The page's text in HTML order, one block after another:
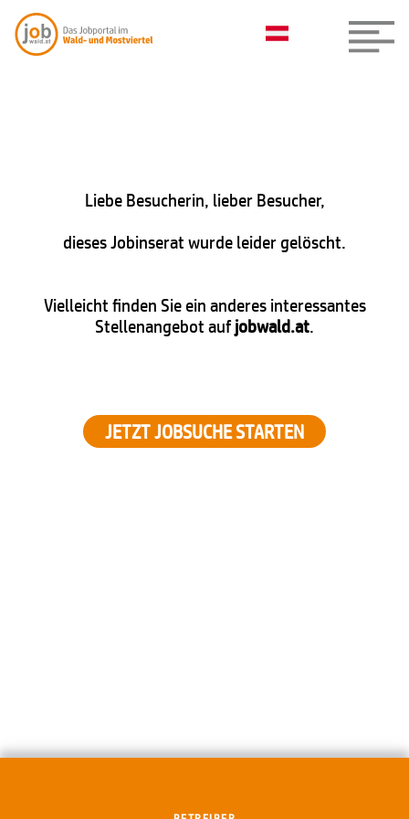
Liebe Besucherin, lieber Besucher,
dieses Jobinserat wurde leider gelöscht.
Vielleicht finden Sie ein anderes interessantes
Stellenangebot aufjobwald.at.
JETZT JOBSUCHE STARTEN